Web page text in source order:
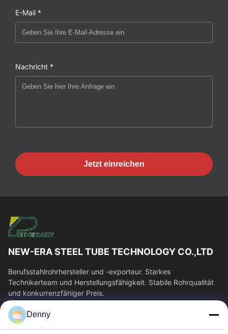
E-Mail *
Nachricht *
Jetzt einreichen
NEW-ERA STEEL TUBE TECHNOLOGY CO.,LTD
Berufsstahlrohrhersteller und -exporteur. Starkes
Technikerteam und Herstellungsfähigkeit. Stabile Rohrqualität
und konkurrenzfähiger Preis.
Schnelllinks
Haus
Denny